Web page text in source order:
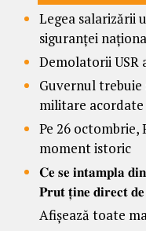
Legea salarizării
siguranței
Demolatorii USR
Guvernul trebuie
militare acordate
Pe 26 octombrie,
moment istoric
𝐂𝐞 𝐬𝐞 𝐢𝐧𝐭𝐚𝐦𝐩𝐥𝐚
𝐏𝐫𝐮𝐭 𝐭̦𝐢𝐧𝐞 𝐝𝐢𝐫𝐞𝐜𝐭
Afișează toate